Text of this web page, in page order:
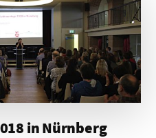
in Nürnberg